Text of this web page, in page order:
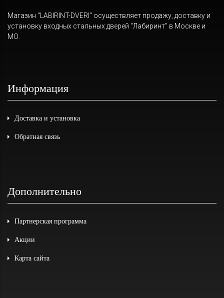
Магазин "LABIRINT-DVERI" осуществляет продажу, доставку и
установку входных стальных дверей "Лабиринт" в Москве и
МО.
Информация
Доставка и установка
Обратная связь
Дополнительно
Партнерская программа
Акции
Карта сайта